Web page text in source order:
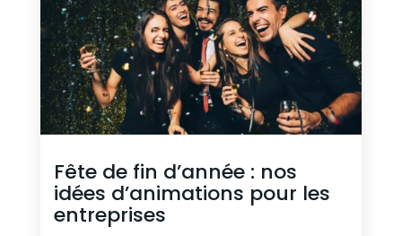
Fête de fin d’année : nos
idées d’animations pour les
entreprises